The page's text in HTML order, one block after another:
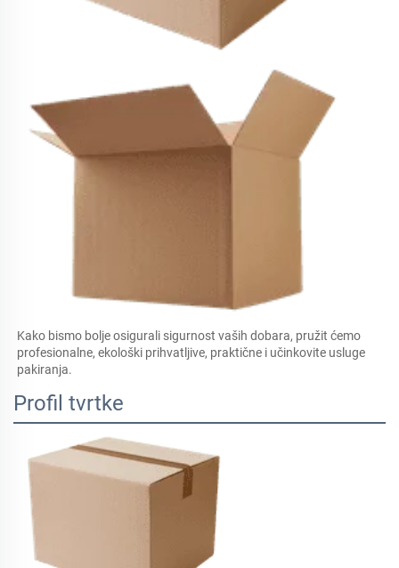
Kako bismo bolje osigurali sigurnost vaših dobara, pružit ćemo
profesionalne, ekološki prihvatljive, praktične i učinkovite usluge
pakiranja.
Profil tvrtke